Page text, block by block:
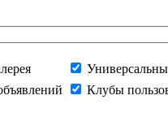
Клубы